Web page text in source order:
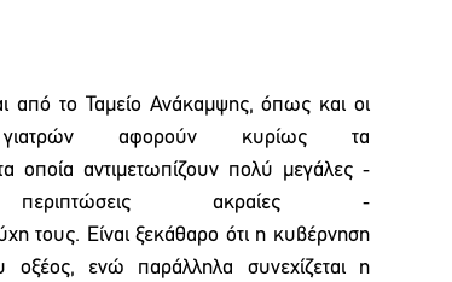
από το Ταμείο Ανάκαμψης, όπως και οι
αφορούν κυρίως τα
οποία  αντιμετωπίζουν  πολύ  μεγάλες  ‐
ακραίες ‐
τους. Είναι ξεκάθαρο ότι η κυβέρνηση
οξέος, ενώ παράλληλα συνεχίζεται η